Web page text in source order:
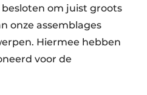
om juist groots
onze assemblages
Hiermee hebben
voor de